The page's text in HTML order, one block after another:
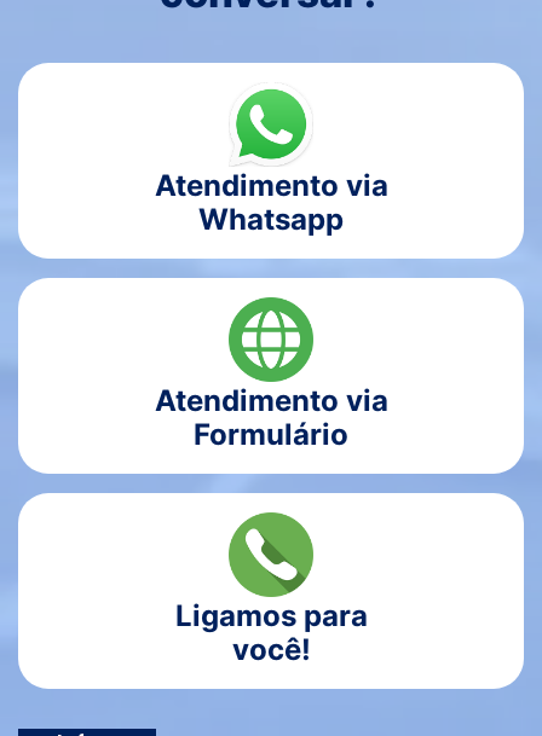
Atendimento via
Whatsapp
Atendimento via
Formulário
Ligamos para
você!